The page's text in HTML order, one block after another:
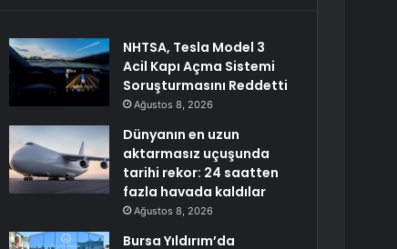
NHTSA, Tesla Model 3
Acil Kapı Açma Sistemi
Soruşturmasını Reddetti
Ağustos 8, 2026
Dünyanın en uzun
aktarmasız uçuşunda
tarihi rekor: 24 saatten
fazla havada kaldılar
Ağustos 8, 2026
Bursa Yıldırım’da